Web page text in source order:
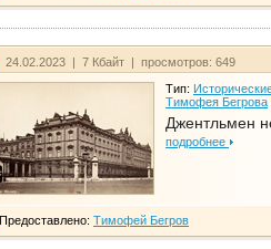
24.02.2023 | 7 Кбайт | просмотров: 649
Тип:
Тимофея Бегрова
Джентльмен
подробнее
Предоставлено: Тимофей Бегров